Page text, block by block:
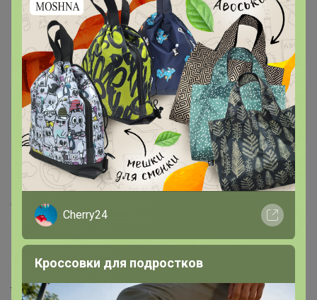
Стоп 13 февраля 2022 г.
Артемида
Артемида
Бронзовый организатор
12 февраля, 2022 10:41
Оплата по куар коду,это очень удобно и быстро. Займёт
минимум времени. Показываю как происходит оплата
по куар коду.
‌Есть 2 варианта.
‌1. Если Вы открываете сайт с компьютера. Заходим в
точку банк,видим реквизиты и чуть ниже будет
Cherry24
Кроссовки для подростков